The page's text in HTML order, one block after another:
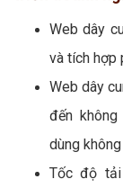
Web dây
và tích hợp
Web dây
đến
dùng
Tốc độ